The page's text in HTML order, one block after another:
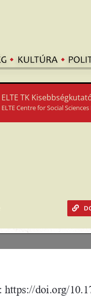
ELTE TK
ELTE Centre for Social